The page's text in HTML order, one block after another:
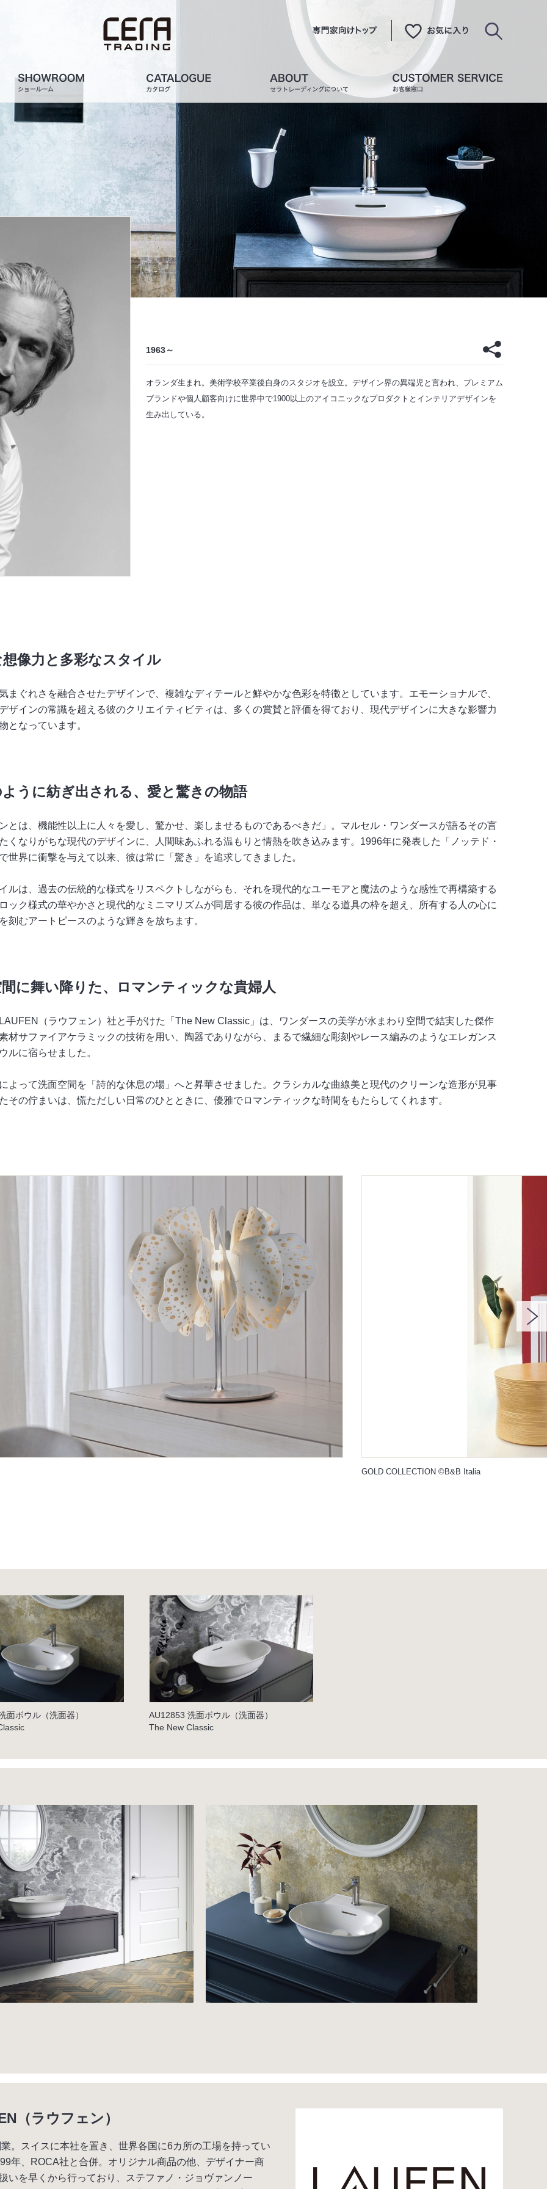
1963～
オランダ生まれ。美術学校卒業後自身のスタジオを設立。デザイン界の異端児と言われ、プレミアム
ブランドや個人顧客向けに世界中で1900以上のアイコニックなプロダクトとインテリアデザインを
生み出している。
像力と多彩なスタイル
まぐれさを融合させたデザインで、複雑なディテールと鮮やかな色彩を特徴としています。エモーショナルで、
ザインの常識を超える彼のクリエイティビティは、多くの賞賛と評価を得ており、現代デザインに大きな影響力
となっています。
うに紡ぎ出される、愛と驚きの物語
とは、機能性以上に人々を愛し、驚かせ、楽しませるものであるべきだ」。マルセル・ワンダースが語るその言
くなりがちな現代のデザインに、人間味あふれる温もりと情熱を吹き込みます。1996年に発表した「ノッテド・
世界に衝撃を与えて以来、彼は常に「驚き」を追求してきました。
ルは、過去の伝統的な様式をリスペクトしながらも、それを現代的なユーモアと魔法のような感性で再構築する
ック様式の華やかさと現代的なミニマリズムが同居する彼の作品は、単なる道具の枠を超え、所有する人の心に
刻むアートピースのような輝きを放ちます。
に舞い降りた、ロマンティックな貴婦人
（ラウフェン）社と手がけた「The New Classic」は、ワンダースの美学が水まわり空間で結実した傑作
材サファイアケラミックの技術を用い、陶器でありながら、まるで繊細な彫刻やレース編みのようなエレガンス
ルに宿らせました。
よって洗面空間を「詩的な休息の場」へと昇華させました。クラシカルな曲線美と現代のクリーンな造形が見事
その佇まいは、慌ただしい日常のひとときに、優雅でロマンティックな時間をもたらしてくれます。
GOLD COLLECTION ©B&B Italia
面ボウル（洗面器）
AU12853 洗面ボウル（洗面器）
The New Classic
（ラウフェン）
。スイスに本社を置き、世界各国に6カ所の工場を持ってい
年、ROCA社と合併。オリジナル商品の他、デザイナー商
いを早くから行っており、ステファノ・ジョヴァンノー